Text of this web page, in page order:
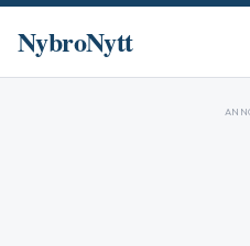
NybroNytt